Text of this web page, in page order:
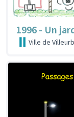
1996 - Un
Ville de